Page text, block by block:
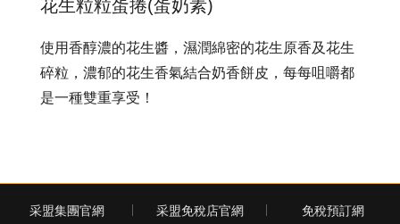
花生粒粒蛋捲(蛋奶素)
使用香醇濃的花生醬，濕潤綿密的花生原香及花生
碎粒，濃郁的花生香氣結合奶香餅皮，每每咀嚼都
是一種雙重享受！
采盟集團官網 采盟免稅店官網
免稅預訂網